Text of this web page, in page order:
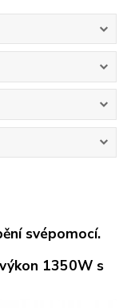
svépomocí.
1350W s